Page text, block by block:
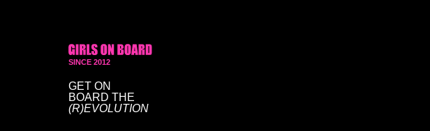
SINCE 2012
GET ON
BOARD THE
(R)EVOLUTION